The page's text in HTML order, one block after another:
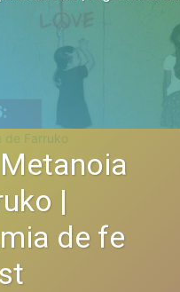
|
de fe